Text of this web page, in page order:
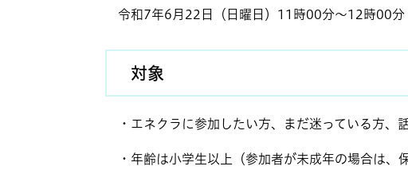
令和7年6月22日（日曜日）11時00分～12時00分​
対象
・エネクラに参加したい方、まだ迷っている方、
・年齢は小学生以上（参加者が未成年の場合は、